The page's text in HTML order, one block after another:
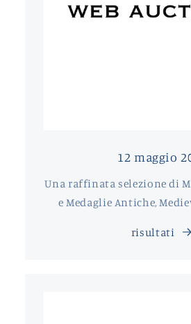
12 maggio
Una raffinata selezione di
e Medaglie Antiche,
risultati